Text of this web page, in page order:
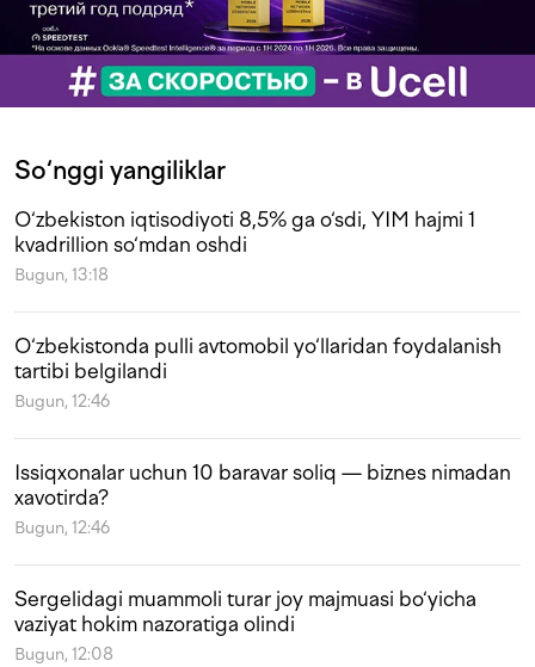
So‘nggi yangiliklar
O‘zbekiston iqtisodiyoti 8,5% ga o‘sdi, YIM hajmi 1
kvadrillion so‘mdan oshdi
Bugun, 13:18
O‘zbekistonda pulli avtomobil yo‘llaridan foydalanish
tartibi belgilandi
Bugun, 12:46
Issiqxonalar uchun 10 baravar soliq — biznes nimadan
xavotirda?
Bugun, 12:46
Sergelidagi muammoli turar joy majmuasi bo‘yicha
vaziyat hokim nazoratiga olindi
Bugun, 12:08